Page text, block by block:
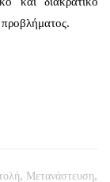
προβλήματος.
, Μετανάστευση,